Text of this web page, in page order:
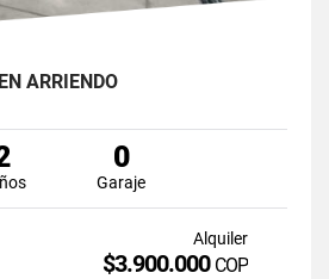
ARRIENDO
0
Garaje
Alquiler
$3.900.000 COP